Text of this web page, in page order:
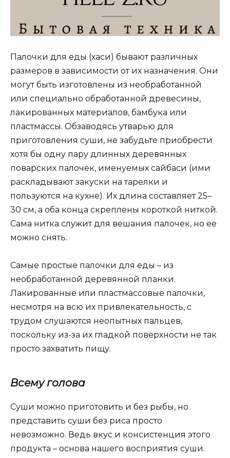
Палочки для еды (хаси) бывают различных
размеров в зависимости от их назначения. Они
могут быть изготовлены из необработанной
или специально обработанной древесины,
лакированных материалов, бамбука или
пластмассы. Обзаводясь утварью для
приготовления суши, не забудьте приобрести
хотя бы одну пару длинных деревянных
поварских палочек, именуемых сайбаси (ими
раскладывают закуски на тарелки и
пользуются на кухне). Их длина составляет 25–
30 см, а оба конца скреплены короткой ниткой.
Сама нитка служит для вешания палочек, но ее
можно снять.
Самые простые палочки для еды – из
необработанной деревянной планки.
Лакированные или пластмассовые палочки,
несмотря на всю их привлекательность, с
трудом слушаются неопытных пальцев,
поскольку из-за их гладкой поверхности не так
просто захватить пищу.
Всему голова
Суши можно приготовить и без рыбы, но
представить суши без риса просто
невозможно. Ведь вкус и консистенция этого
продукта – основа нашего восприятия суши.